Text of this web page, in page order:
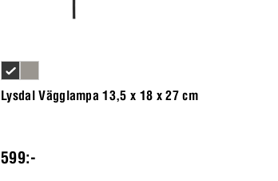
Lysdal Vägglampa 13,5 x 18 x 27 cm
599:-